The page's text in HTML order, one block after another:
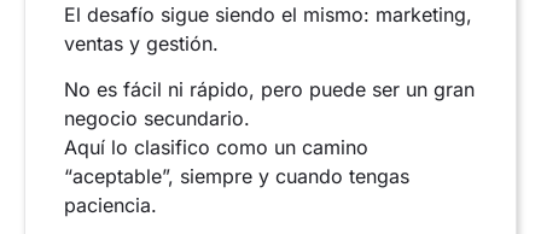
El desafío sigue siendo el mismo: marketing,
ventas y gestión.
No es fácil ni rápido, pero puede ser un gran
negocio secundario.
Aquí lo clasifico como un camino
“aceptable”, siempre y cuando tengas
paciencia.